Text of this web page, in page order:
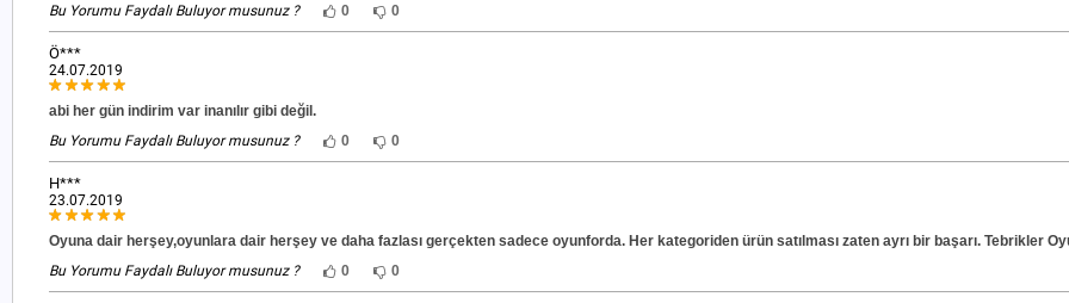
Bu Yorumu Faydalı Buluyor musunuz ?
0 0
Ö***
24.07.2019
abi her gün indirim var inanılır gibi değil.
Bu Yorumu Faydalı Buluyor musunuz ?
0 0
H***
23.07.2019
Oyuna dair herşey,oyunlara dair herşey ve daha fazlası gerçekten sadece oyunforda. Her kategoriden ürün satılması zaten ayrı bir başarı. Tebrikler
Bu Yorumu Faydalı Buluyor musunuz ?
0 0